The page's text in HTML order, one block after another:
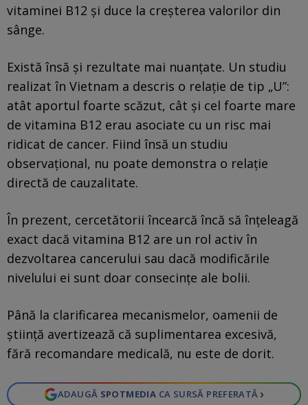
vitaminei B12 și duce la creșterea valorilor din
sânge.
Există însă și rezultate mai nuanțate. Un studiu
realizat în Vietnam a descris o relație de tip „U”:
atât aportul foarte scăzut, cât și cel foarte mare
de vitamina B12 erau asociate cu un risc mai
ridicat de cancer. Fiind însă un studiu
observațional, nu poate demonstra o relație
directă de cauzalitate.
În prezent, cercetătorii încearcă încă să înțeleagă
exact dacă vitamina B12 are un rol activ în
dezvoltarea cancerului sau dacă modificările
nivelului ei sunt doar consecințe ale bolii.
Până la clarificarea mecanismelor, oamenii de
știință avertizează că suplimentarea excesivă,
fără recomandare medicală, nu este de dorit.
ADAUGĂ SPOTMEDIA CA SURSĂ PREFERATĂ ›